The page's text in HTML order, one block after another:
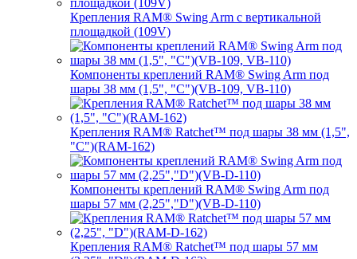
Крепления RAM® Swing Arm с вертикальной
площадкой (109V)
Компоненты креплений RAM® Swing Arm под
шары 38 мм (1,5", "C")(VB-109, VB-110)
Крепления RAM® Ratchet™ под шары 38 мм (1,5",
"C")(RAM-162)
Компоненты креплений RAM® Swing Arm под
шары 57 мм (2,25","D")(VB-D-110)
Крепления RAM® Ratchet™ под шары 57 мм